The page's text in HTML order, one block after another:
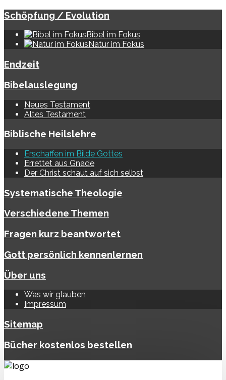
Schöpfung / Evolution
Bibel im Fokus
Natur im Fokus
Endzeit
Bibelauslegung
Neues Testament
Altes Testament
Biblische Heilslehre
Erschaffen im Bilde Gottes
Errettet aus Gnade
Der Christ schaut auf sich selbst
Systematische Theologie
Verschiedene Themen
Fragen kurz beantwortet
Gott persönlich kennenlernen
Über uns
Was wir glauben
Impressum
Sitemap
Bücher kostenlos bestellen